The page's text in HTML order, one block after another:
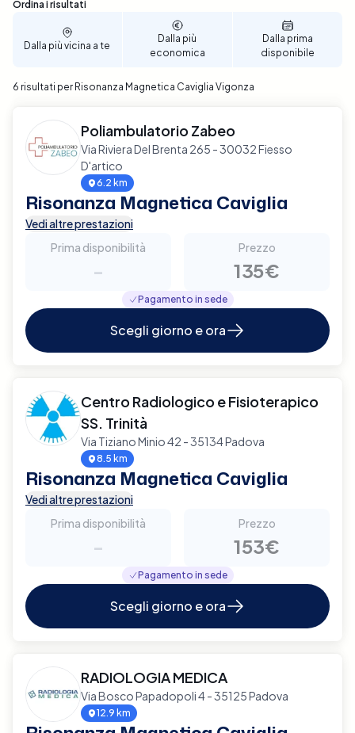
meglio si adattano alle tue esigenze. Assicura il
miglior supporto possibile per la salute della tua
caviglia, prenota ora la tua Risonanza Magnetica a
Sono stati trovati 6 risultati
Ordina i risultati
Dalla più vicina a te
Dalla più
economica
Dalla prima
disponibile
6 risultati per Risonanza Magnetica Caviglia Vigonza
Poliambulatorio Zabeo
Via Riviera Del Brenta 265 - 30032 Fiesso
D'artico
6.2 km
Risonanza Magnetica Caviglia
Vedi altre prestazioni
Prima disponibilità
-
Prezzo
135€
Pagamento in sede
Scegli giorno e ora
Centro Radiologico e Fisioterapico
SS. Trinità
Via Tiziano Minio 42 - 35134 Padova
8.5 km
Risonanza Magnetica Caviglia
Vedi altre prestazioni
Prima disponibilità
-
Prezzo
153€
Pagamento in sede
Scegli giorno e ora
RADIOLOGIA MEDICA
Via Bosco Papadopoli 4 - 35125 Padova
12.9 km